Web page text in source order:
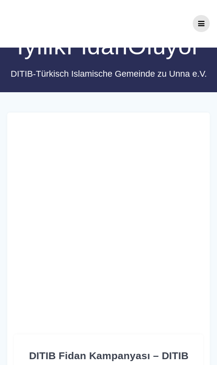
İyilikFidanOluyor
DITIB-Türkisch Islamische Gemeinde zu Unna e.V.
DITIB Fidan Kampanyası – DITIB